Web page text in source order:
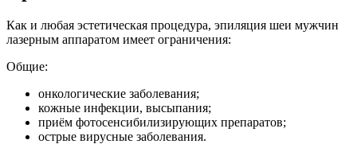
Как и любая эстетическая процедура, эпиляция шеи мужчин
лазерным аппаратом имеет ограничения:
Общие:
онкологические заболевания;
кожные инфекции, высыпания;
приём фотосенсибилизирующих препаратов;
острые вирусные заболевания.